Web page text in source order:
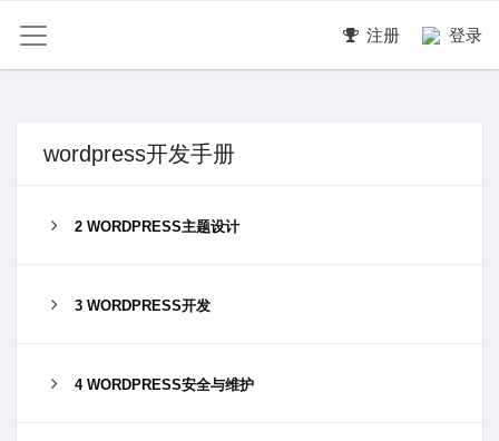
注册 登录
wordpress开发手册
2 WORDPRESS主题设计
3 WORDPRESS开发
4 WORDPRESS安全与维护